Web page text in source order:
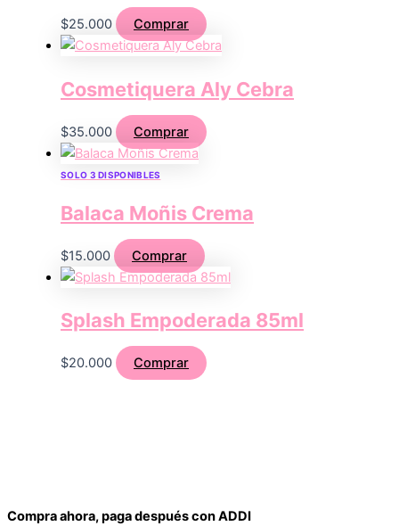
$25.000 Comprar
Cosmetiquera Aly Cebra
$35.000 Comprar
SOLO 3 DISPONIBLES
Balaca Moñis Crema
$15.000 Comprar
Splash Empoderada 85ml
$20.000 Comprar
Compra ahora, paga después con ADDI